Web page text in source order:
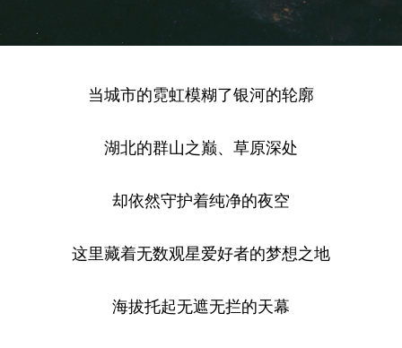
当城市的霓虹模糊了银河的轮廓
湖北的群山之巅、草原深处
却依然守护着纯净的夜空
这里藏着无数观星爱好者的梦想之地
海拔托起无遮无拦的天幕